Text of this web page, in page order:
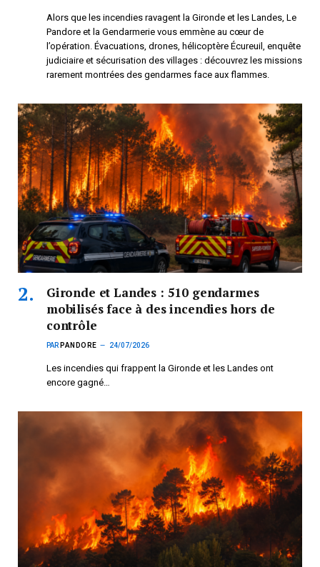
Alors que les incendies ravagent la Gironde et les Landes, Le
Pandore et la Gendarmerie vous emmène au cœur de
l’opération. Évacuations, drones, hélicoptère Écureuil, enquête
judiciaire et sécurisation des villages : découvrez les missions
rarement montrées des gendarmes face aux flammes.
Gironde et Landes : 510 gendarmes
mobilisés face à des incendies hors de
contrôle
PAR PANDORE 24/07/2026
Les incendies qui frappent la Gironde et les Landes ont
encore gagné…